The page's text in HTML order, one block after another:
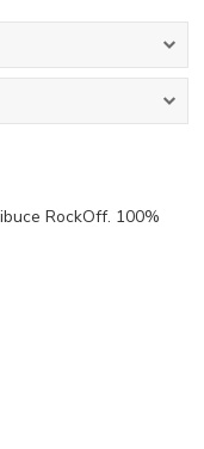
RockOff. 100%